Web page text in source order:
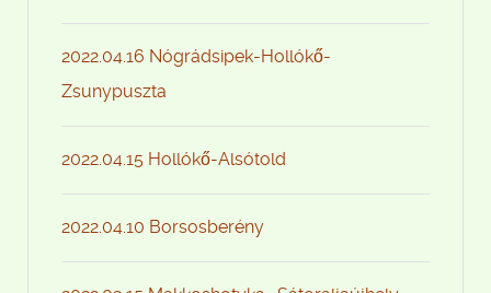
2022.04.16 Nógrádsipek-Hollókő-
Zsunypuszta
2022.04.15 Hollókő-Alsótold
2022.04.10 Borsosberény